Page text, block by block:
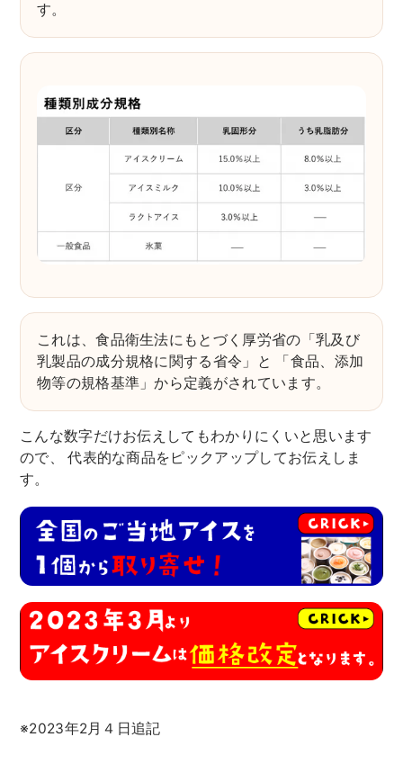
す。
これは、食品衛生法にもとづく厚労省の「乳及び
乳製品の成分規格に関する省令」と 「食品、添加
物等の規格基準」から定義がされています。
こんな数字だけお伝えしてもわかりにくいと思います
ので、 代表的な商品をピックアップしてお伝えしま
す。
※2023年2月４日追記